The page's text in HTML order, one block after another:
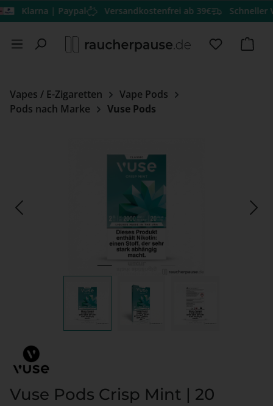
Zum Hauptinhalt springen
| Paypal Versandkostenfrei ab 39€ Schneller
Du hast
Vapes / E-Zigaretten
Vape Pods
Pods nach Marke
Vuse Pods
Vuse Pods Crisp Mint | 20